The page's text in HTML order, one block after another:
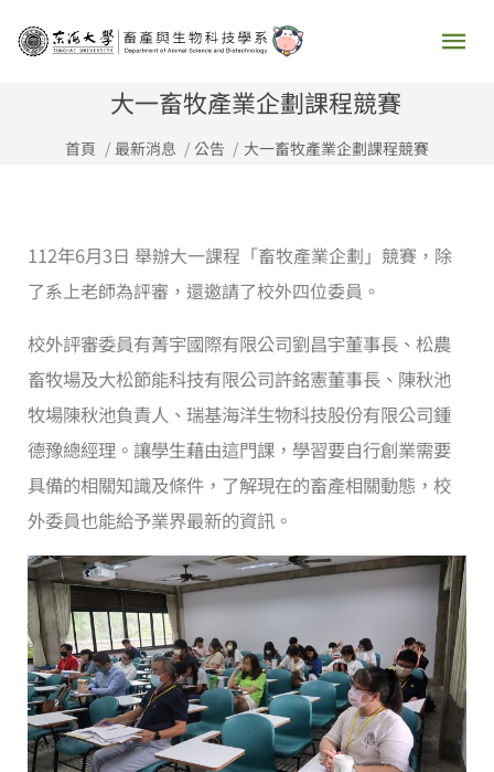
主
大一畜牧產業企劃課程競賽
首頁 最新消息 公告 大一畜牧產業企劃課程競賽
112年6月3日 舉辦大一課程「畜牧產業企劃」競賽，除
了系上老師為評審，還邀請了校外四位委員。
校外評審委員有菁宇國際有限公司劉昌宇董事長、松農
畜牧場及大松節能科技有限公司許銘憲董事長、陳秋池
牧場陳秋池負責人、瑞基海洋生物科技股份有限公司鍾
德豫總經理。讓學生藉由這門課，學習要自行創業需要
具備的相關知識及條件，了解現在的畜產相關動態，校
外委員也能給予業界最新的資訊。